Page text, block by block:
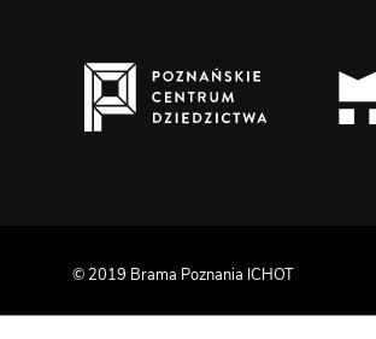
© 2019 Brama Poznania ICHOT